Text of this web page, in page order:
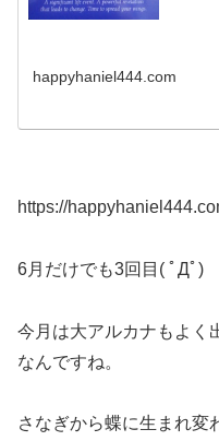
happyhaniel444.com
https://
6月だけでも3回目( ﾟДﾟ)
今月は大アルカナもよく
なんですね。
さなぎから蝶に生まれ変